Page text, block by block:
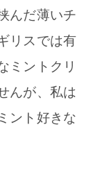
んだ薄いチ
リスでは有
ミントクリ
んが、私は
ント好きな